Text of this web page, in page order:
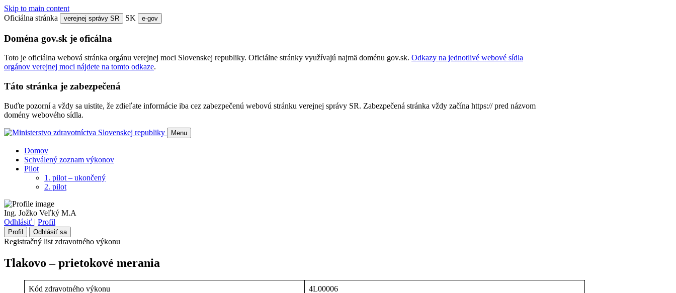
Skip to main content
Oficiálna stránka
verejnej správy SR SK e-gov
Doména gov.sk je oficálna
Toto je oficiálna webová stránka orgánu verejnej moci Slovenskej republiky. Oficiálne stránky využívajú najmä doménu gov.sk. Odkazy na jednotlivé webové sídla
orgánov verejnej moci nájdete na tomto odkaze.
Táto stránka je zabezpečená
Buďte pozorní a vždy sa uistite, že zdieľate informácie iba cez zabezpečenú webovú stránku verejnej správy SR. Zabezpečená stránka vždy začína https:// pred názvom
domény webového sídla.
Menu
Domov
Schválený zoznam výkonov
Pilot
1. pilot – ukončený
2. pilot
Ing. Jožko Veľký M.A
Odhlásiť | Profil
Profil Odhlásiť sa
Registračný list zdravotného výkonu
Tlakovo – prietokové merania
Kód zdravotného výkonu 4L00006